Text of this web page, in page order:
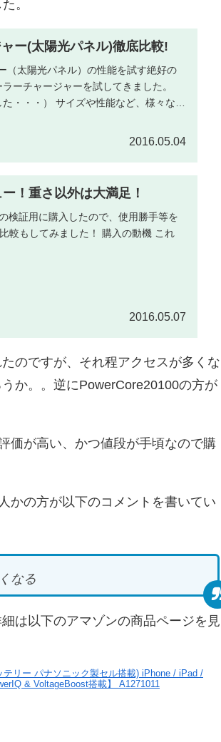
。
ー(太陽光パネル)徹底比較!
（太陽光パネル）の性能を試す絶好の
ーチャージャーを試してきました。
・・・） サイズや性能など、様々な側
2016.05.04
！重さ以外は大満足！
検証用に購入したので、使用勝手等を
較もしてみました！ 購入の動機 これ
2016.05.07
のですが、それ程アクセスが多くな
か。。逆にPowerCore20100の方が
価が高い、かつ値段が手頃なので購
かの方が以下のコメントを書いてい
なる
は以下のアマゾンの商品ページを見
リー パナソニック製セル搭載) iPhone / iPad /
& VoltageBoost搭載】 A1271011